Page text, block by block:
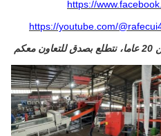
https://
https://youtube.com/
نحن في هذا المجال منذ ما يقرب من 20 عاما، نتطلع بصدق للتعاون معكم